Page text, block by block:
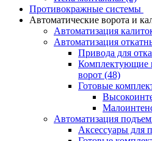
Противокражные системы
Автоматические ворота и
Автоматизация
Автоматизация
Привода для
Комплектующие
ворот (48)
Готовые
Автоматизация
Аксессуары для